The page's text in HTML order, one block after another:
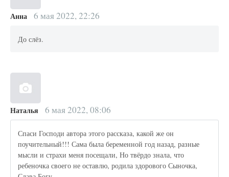
Анна 6 мая 2022, 22:26
До слёз.
Наталья 6 мая 2022, 08:06
Спаси Господи автора этого рассказа, какой же он
поучительный!!! Сама была беременной год назад, разные
мысли и страхи меня посещали, Но твёрдо знала, что
ребеночка своего не оставлю, родила здорового Сыночка,